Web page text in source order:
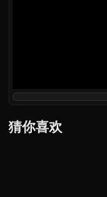
猜你喜欢